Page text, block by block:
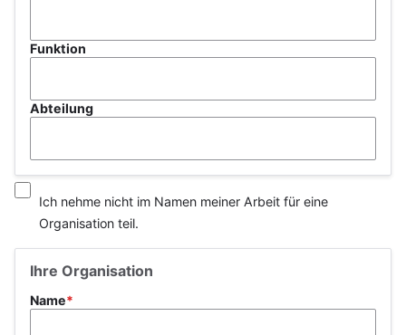
Funktion
Abteilung
TitelIch nehme nicht im Namen meiner Arbeit für eine
Organisation teil.
Ihre Organisation
Name